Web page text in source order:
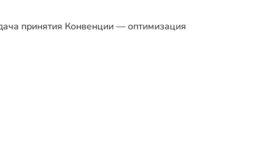
принятия Конвенции — оптимизация